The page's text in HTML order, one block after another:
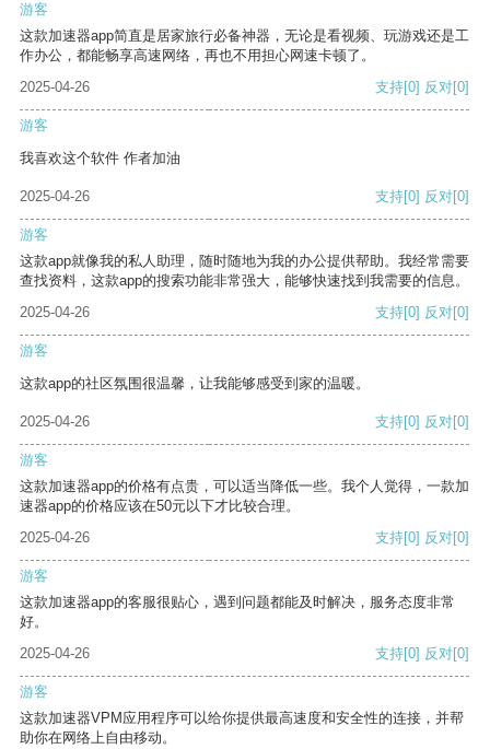
游客
这款加速器app简直是居家旅行必备神器，无论是看视频、玩游戏还是工
作办公，都能畅享高速网络，再也不用担心网速卡顿了。
2025-04-26
支持[0] 反对[0]
游客
我喜欢这个软件 作者加油
2025-04-26 支持[0] 反对[0]
游客
这款app就像我的私人助理，随时随地为我的办公提供帮助。我经常需要
查找资料，这款app的搜索功能非常强大，能够快速找到我需要的信息。
2025-04-26
支持[0] 反对[0]
游客
这款app的社区氛围很温馨，让我能够感受到家的温暖。
2025-04-26 支持[0] 反对[0]
游客
这款加速器app的价格有点贵，可以适当降低一些。我个人觉得，一款加
速器app的价格应该在50元以下才比较合理。
2025-04-26
支持[0] 反对[0]
游客
这款加速器app的客服很贴心，遇到问题都能及时解决，服务态度非常
好。
2025-04-26
支持[0] 反对[0]
游客
这款加速器VPM应用程序可以给你提供最高速度和安全性的连接，并帮
助你在网络上自由移动。